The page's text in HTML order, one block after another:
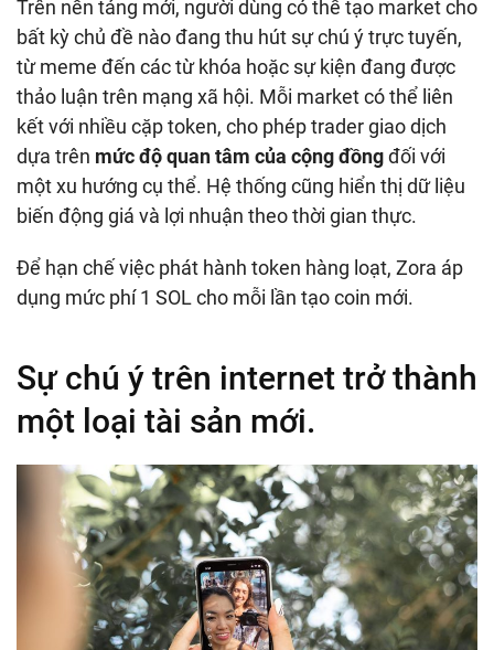
Trên nền tảng mới, người dùng có thể tạo market cho
bất kỳ chủ đề nào đang thu hút sự chú ý trực tuyến,
từ meme đến các từ khóa hoặc sự kiện đang được
thảo luận trên mạng xã hội. Mỗi market có thể liên
kết với nhiều cặp token, cho phép trader giao dịch
dựa trên mức độ quan tâm của cộng đồngđối với
một xu hướng cụ thể. Hệ thống cũng hiển thị dữ liệu
biến động giá và lợi nhuận theo thời gian thực.
Để hạn chế việc phát hành token hàng loạt, Zora áp
dụng mức phí 1 SOL cho mỗi lần tạo coin mới.
Sự chú ý trên internet trở thành
một loại tài sản mới.